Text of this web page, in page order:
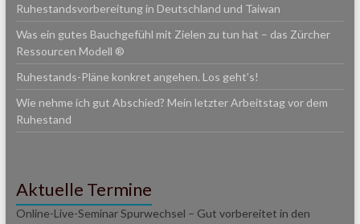
Ruhestandsvorbereitung in Deutschland und Taiwan
Was ein gutes Bauchgefühl mit Zielen zu tun hat – das Zürcher
Ressourcen Modell ®
Ruhestands-Pläne konkret angehen. Los geht’s!
Wie nehme ich gut Abschied? Mein letzter Arbeitstag vor dem
Ruhestand
Aktuelle Termine
Online-Live-Seminar Spurwechsel – Gut vorbereitet in den